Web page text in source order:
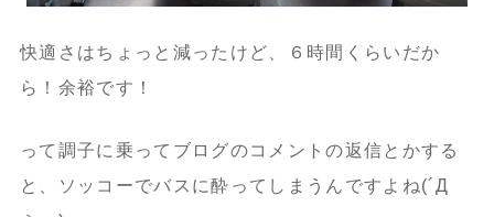
快適さはちょっと減ったけど、６時間くらいだか
ら！余裕です！
って調子に乗ってブログのコメントの返信とかする
と、ソッコーでバスに酔ってしまうんですよね(´Д